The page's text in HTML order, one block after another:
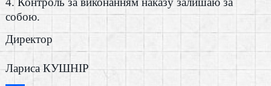
собою.
Лариса КУШНІР